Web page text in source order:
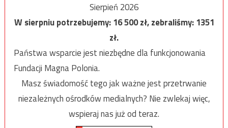
Sierpień 2026
W sierpniu potrzebujemy:16 500zł, zebraliśmy:1351
zł.
Państwa wsparcie jest niezbędne dla funkcjonowania
Fundacji Magna Polonia.
Masz świadomość tego jak ważne jest przetrwanie
niezależnych ośrodków medialnych? Nie zwlekaj więc,
wspieraj nas już od teraz.